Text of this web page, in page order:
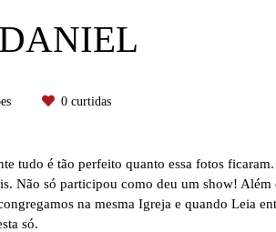
0 curtidas
tudo é tão perfeito quanto essa fotos
Não só participou como deu um show! Além
na mesma Igreja e quando Leia
só.